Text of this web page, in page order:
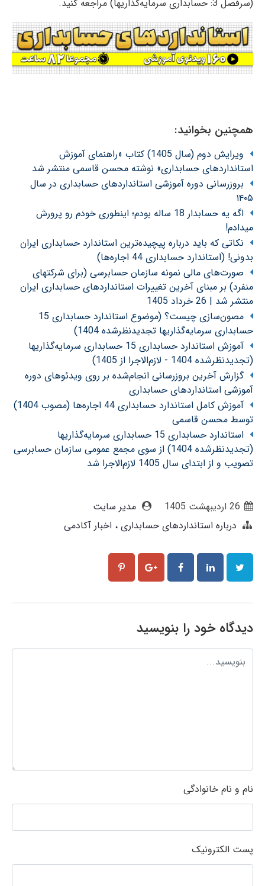
(سرفصل 3: حسابداری سرمایه‌گذاریها) مراجعه کنید.
همچنین بخوانید:
ویرایش دوم (سال 1405) کتاب «راهنمای آموزش
استانداردهای حسابداری» نوشته محسن قاسمی منتشر شد
بروزرسانی دوره آموزشی استانداردهای حسابداری در سال
۱۴۰۵
اگه یه حسابدار 18 ساله بودم؛ اینطوری خودم رو پرورش
میدادم!
نکاتی که باید درباره پیچیده‌ترین استاندارد حسابداری ایران
بدونی! (استاندارد حسابداری 44 اجاره‌ها)
صورت‌های مالی نمونه سازمان حسابرسی (برای شرکتهای
منفرد) بر مبنای آخرین تغییرات استانداردهای حسابداری ایران
منتشر شد | 26 خرداد 1405
مصون‌سازی چیست؟ (موضوع استاندارد حسابداری 15
حسابداری سرمایه‌گذاریها تجدیدنظرشده 1404)
آموزش استاندارد حسابداری 15 حسابداری سرمایه‌گذاریها
(تجدیدنظرشده 1404 - لازم‌الاجرا از 1405)
گزارش آخرین بروزرسانی انجام‌شده بر روی ویدئوهای دوره
آموزشی استانداردهای حسابداری
آموزش کامل استاندارد حسابداری 44 اجاره‌ها (مصوب 1404)
توسط محسن قاسمی
استاندارد حسابداری 15 حسابداری سرمایه‌گذاریها
(تجدیدنظرشده 1404) از سوی مجمع عمومی سازمان حسابرسی
تصویب و از ابتدای سال 1405 لازم‌الاجرا شد
26 ارديبهشت 1405
مدیر سایت
درباره استانداردهای حسابداری اخبار آکادمی
دیدگاه خود را بنویسید
نام و نام خانوادگی
پست الکترونیک